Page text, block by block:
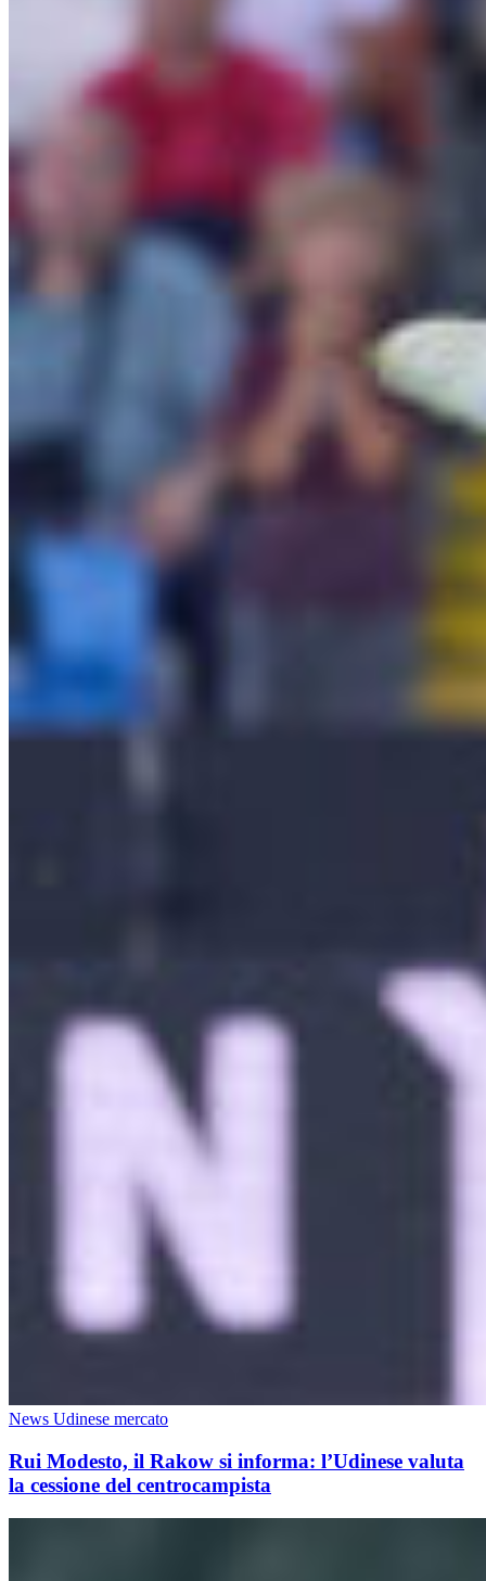
News Udinese mercato
Rui Modesto, il Rakow si informa: l’Udinese valuta
la cessione del centrocampista